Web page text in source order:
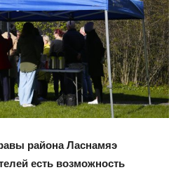
района Ласнамяэ
есть возможность